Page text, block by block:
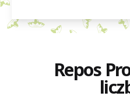
Repos